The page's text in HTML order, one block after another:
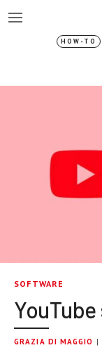
HOW-TO
SOFTWARE
GRAZIA DI MAGGIO |